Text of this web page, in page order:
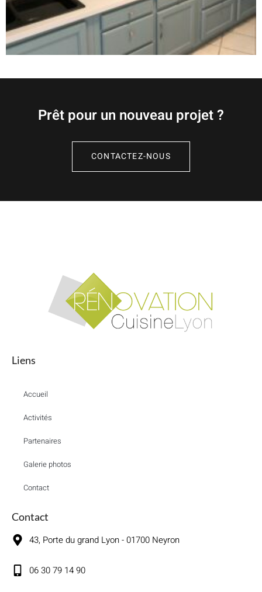
Prêt pour un nouveau projet ?
CONTACTEZ-NOUS
Liens
Accueil
Activités
Partenaires
Galerie photos
Contact
Contact
43, Porte du grand Lyon - 01700 Neyron
06 30 79 14 90